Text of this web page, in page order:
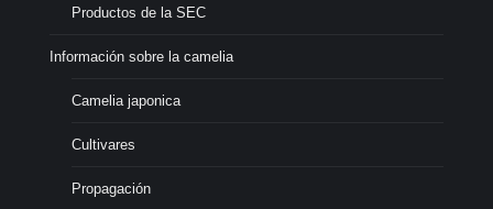
Productos de la SEC
Información sobre la camelia
Camelia japonica
Cultivares
Propagación